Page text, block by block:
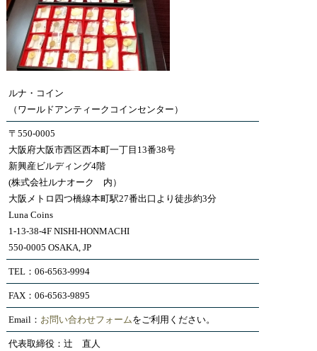
ルナ・コイン
（ワールドアンティークコインセンター）
〒550-0005
大阪府大阪市西区西本町一丁目13番38号
新興産ビルディング4階
(株式会社ルナオーク 内）
大阪メトロ四つ橋線本町駅27番出口より徒歩約3分
Luna Coins
1-13-38-4F NISHI-HONMACHI
550-0005 OSAKA, JP
TEL：06-6563-9994
FAX：06-6563-9895
Email： お問い合わせフォームをご利用ください。
代表取締役：辻 直人